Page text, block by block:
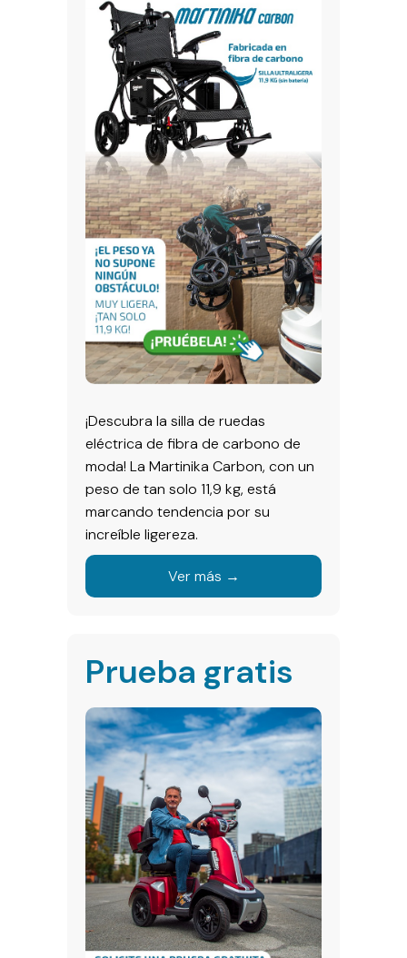
¡Descubra la silla de ruedas
eléctrica de fibra de carbono de
moda! La Martinika Carbon, con un
peso de tan solo 11,9 kg, está
marcando tendencia por su
increíble ligereza.
Ver más →
Prueba gratis